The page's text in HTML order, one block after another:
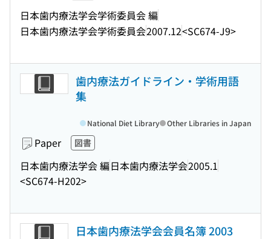
日本歯内療法学会学術委員会 編
日本歯内療法学会学術委員会2007.12<SC674-J9>
歯内療法ガイドライン・学術用語
集
Paper 図書
日本歯内療法学会 編日本歯内療法学会2005.1
<SC674-H202>
National Diet Library Other Libraries in Japan
日本歯内療法学会会員名簿 2003